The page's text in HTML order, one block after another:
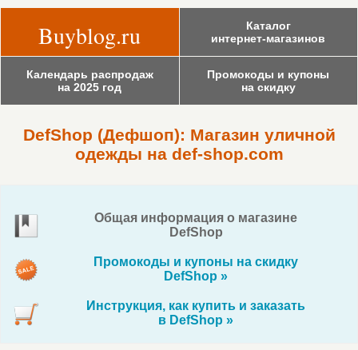
Buyblog.ru
Каталог
интернет-магазинов
Календарь распродаж
на 2025 год
Промокоды и купоны
на скидку
DefShop (Дефшоп): Магазин уличной
одежды на def-shop.com
Общая информация о магазине
DefShop
Промокоды и купоны на скидку
DefShop »
Инструкция, как купить и заказать
в DefShop »